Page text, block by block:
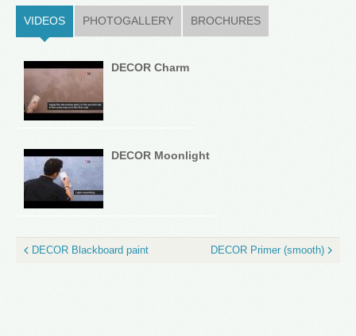
VIDEOS (ACTIVE TAB)
PHOTOGALLERY BROCHURES
DECOR Charm
DECOR Moonlight
DECOR Blackboard paint DECOR Primer (smooth)